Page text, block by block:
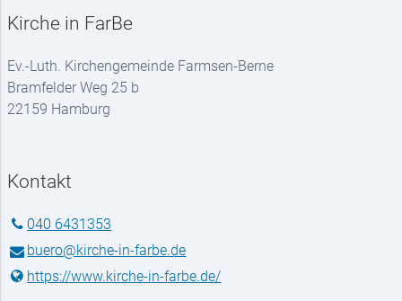
Kirche in FarBe
Ev.-Luth. Kirchengemeinde Farmsen-Berne
Bramfelder Weg 25 b
22159 Hamburg
Kontakt
040 6431353
buero@​kirche-in-farbe.​de
https://www.​kirche-in-farbe.​de/